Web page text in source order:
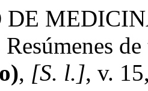
DE
, [S. l.], v.